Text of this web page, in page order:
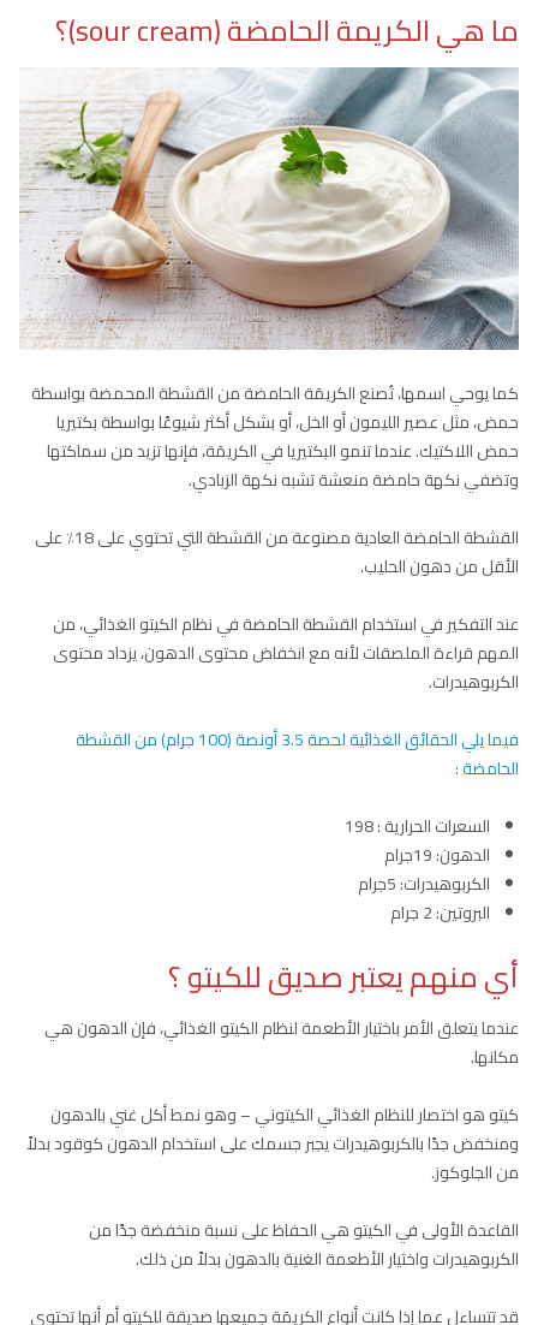
ما هي الكريمة الحامضة (sour cream)؟
كما يوحي اسمها، تُصنع الكريمَة الحامضة من القشطة المحمضة بواسطة
حمض، مثل عصير الليمون أو الخل، أو بشكل أكثر شيوعًا بواسطة بكتيريا
حمض اللاكتيك. عندما تنمو البكتيريا في الكريمَة، فإنها تزيد من سماكتها
وتضفي نكهة حامضة منعشة تشبه نكهة الزبادي.
القشطة الحامضة العادية مصنوعة من القشطة التي تحتوي على 18٪ على
الأقل من دهون الحليب.
عند التفكير في استخدام القشطة الحامضة في نظام الكيتو الغذائي، من
المهم قراءة الملصقات لأنه مع انخفاض محتوى الدهون، يزداد محتوى
الكربوهيدرات.
فيما يلي الحقائق الغذائية لحصة 3.5 أونصة (100 جرام) من القشطة
الحامضة :
السعرات الحرارية : 198
الدهون: 19جرام
الكربوهيدرات: 5جرام
البروتين: 2 جرام
أي منهم يعتبر صديق للكيتو ؟
عندما يتعلق الأمر باختيار الأطعمة لنظام الكيتو الغذائي، فإن الدهون هي
مكانها.
كيتو هو اختصار للنظام الغذائي الكيتوني – وهو نمط أكل غني بالدهون
ومنخفض جدًا بالكربوهيدرات يجبر جسمك على استخدام الدهون كوقود بدلاً
من الجلوكوز.
القاعدة الأولى في الكيتو هي الحفاظ على نسبة منخفضة جدًا من
الكربوهيدرات واختيار الأطعمة الغنية بالدهون بدلاً من ذلك.
قد تتساءل عما إذا كانت أنواع الكريمَة جميعها صديقة للكيتو أم أنها تحتوي